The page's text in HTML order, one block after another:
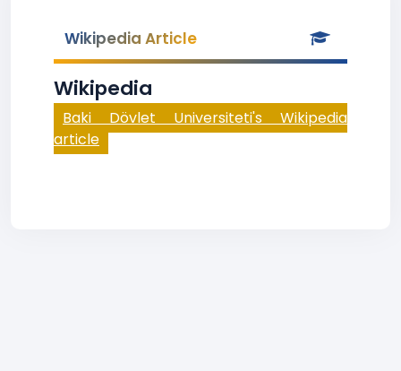
Wikipedia Article
Wikipedia
Baki Dövlet Universiteti's Wikipedia
article